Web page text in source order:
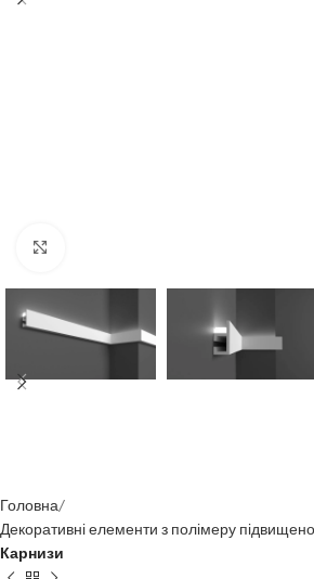
Головна
Декоративні елементи з полімеру
Карнизи